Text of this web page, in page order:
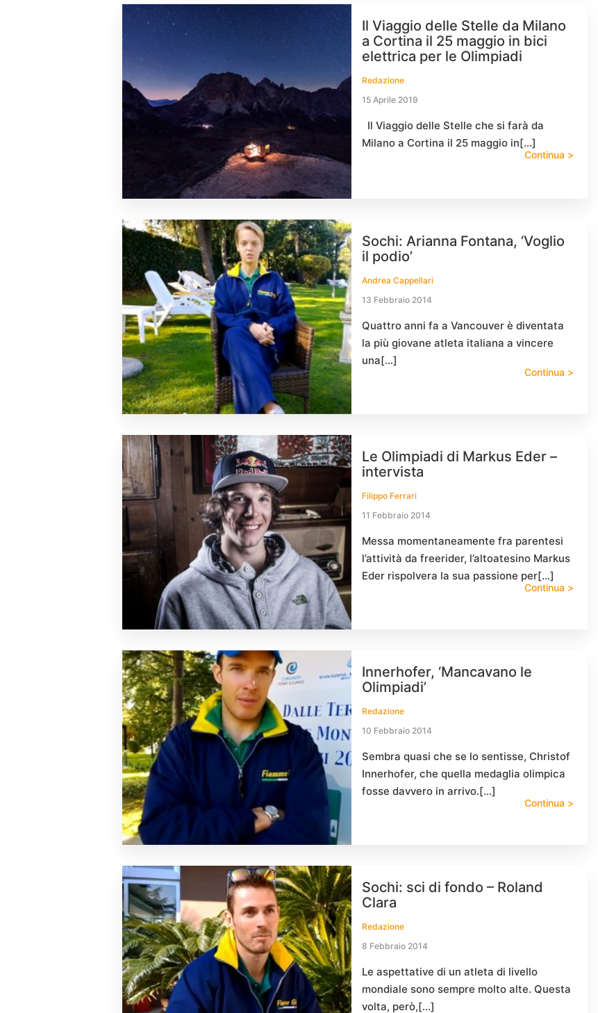
Il Viaggio delle Stelle da Milano
a Cortina il 25 maggio in bici
elettrica per le Olimpiadi
Redazione
15 Aprile 2019
Il Viaggio delle Stelle che si farà da
Milano a Cortina il 25 maggio in[…]
Continua >
Sochi: Arianna Fontana, ‘Voglio
il podio’
Andrea Cappellari
13 Febbraio 2014
Quattro anni fa a Vancouver è diventata
la più giovane atleta italiana a vincere
una[…]
Continua >
Le Olimpiadi di Markus Eder –
intervista
Filippo Ferrari
11 Febbraio 2014
Messa momentaneamente fra parentesi
l’attività da freerider, l’altoatesino Markus
Eder rispolvera la sua passione per[…]
Continua >
Innerhofer, ‘Mancavano le
Olimpiadi’
Redazione
10 Febbraio 2014
Sembra quasi che se lo sentisse, Christof
Innerhofer, che quella medaglia olimpica
fosse davvero in arrivo.[…]
Continua >
Sochi: sci di fondo – Roland
Clara
Redazione
8 Febbraio 2014
Le aspettative di un atleta di livello
mondiale sono sempre molto alte. Questa
volta, però,[…]